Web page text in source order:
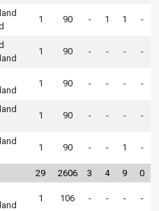
1 90 - 1 1 -
1 90 - - - -
1 90 - - - -
1 90 - - - -
1 90 - - 1 -
29 2606 3 4 9 0
1 106 - - - -